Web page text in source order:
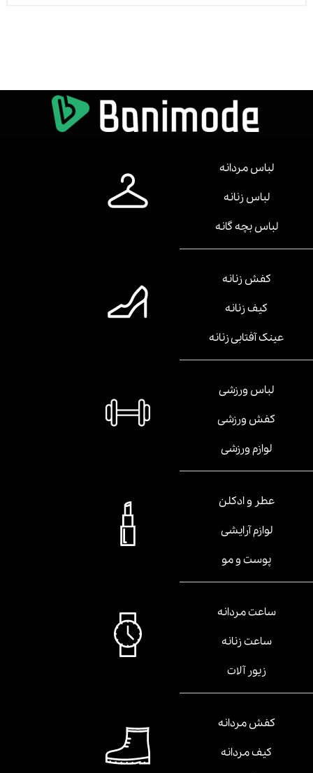
لباس مردانه
لباس زنانه
لباس بچه گانه
کفش زنانه
کیف زنانه
عینک آفتابی زنانه
لباس ورزشی
کفش ورزشی
لوازم ورزشی
عطر و ادکلن
لوازم آرایشی
پوست و مو
ساعت مردانه
ساعت زنانه
زیور آلات
کفش مردانه
کیف مردانه